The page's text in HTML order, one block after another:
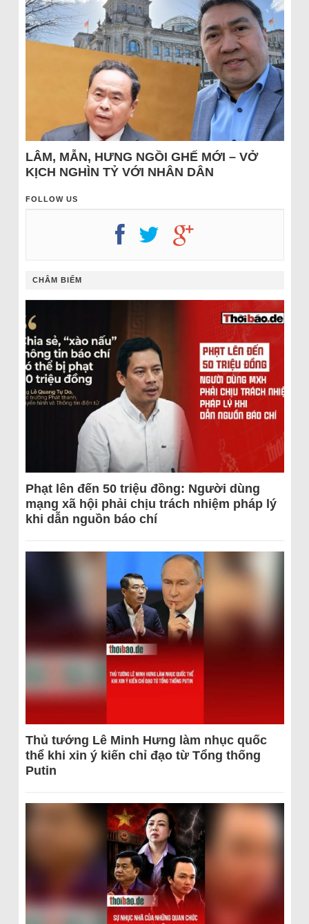
LÂM, MẪN, HƯNG NGỒI GHẾ MỚI – VỞ
KỊCH NGHÌN TỶ VỚI NHÂN DÂN
FOLLOW US
CHÂM BIẾM
Phạt lên đến 50 triệu đồng: Người dùng
mạng xã hội phải chịu trách nhiệm pháp lý
khi dẫn nguồn báo chí
Thủ tướng Lê Minh Hưng làm nhục quốc
thể khi xin ý kiến chỉ đạo từ Tổng thống
Putin